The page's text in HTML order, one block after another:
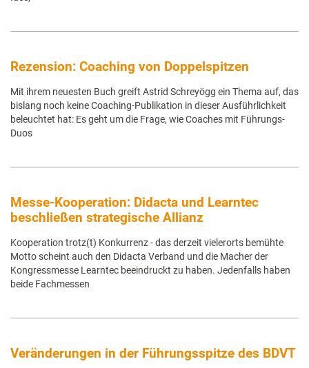
Rezension: Coaching von Doppelspitzen
Mit ihrem neuesten Buch greift Astrid Schreyögg ein Thema auf, das
bislang noch keine Coaching-Publikation in dieser Ausführlichkeit
beleuchtet hat: Es geht um die Frage, wie Coaches mit Führungs-
Duos
Messe-Kooperation: Didacta und Learntec
beschließen strategische Allianz
Kooperation trotz(t) Konkurrenz - das derzeit vielerorts bemühte
Motto scheint auch den Didacta Verband und die Macher der
Kongressmesse Learntec beeindruckt zu haben. Jedenfalls haben
beide Fachmessen
Veränderungen in der Führungsspitze des BDVT